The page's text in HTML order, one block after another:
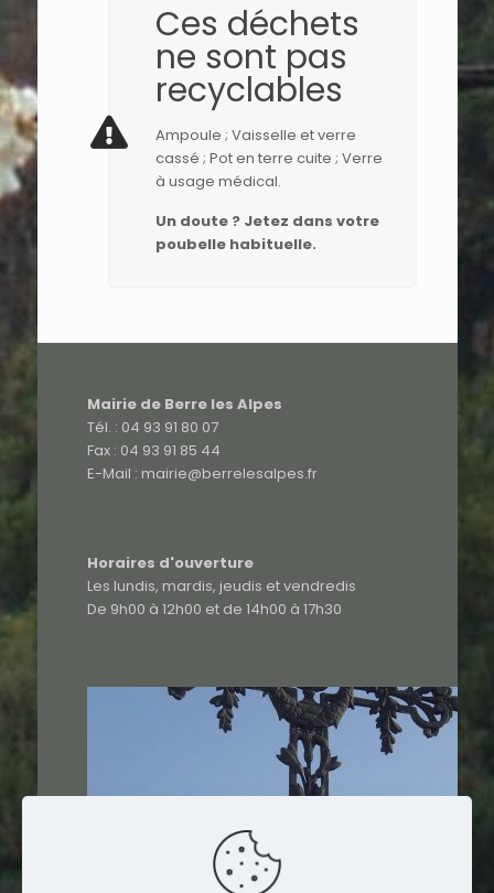
Ces déchets
ne sont pas
recyclables
Ampoule ; Vaisselle et verre
cassé ; Pot en terre cuite ; Verre
à usage médical.
Un doute ? Jetez dans votre
poubelle habituelle.
Mairie de Berre les Alpes
Tél. : 04 93 91 80 07
Fax : 04 93 91 85 44
E-Mail : mairie@berrelesalpes.fr
Horaires d'ouverture
Les lundis, mardis, jeudis et vendredis
De 9h00 à 12h00 et de 14h00 à 17h30